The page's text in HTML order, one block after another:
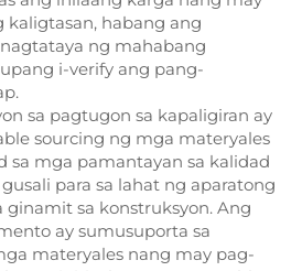
habang ang
ng mahabang
i-verify ang pang-
sa pagtugon sa kapaligiran ay
sourcing ng mga materyales
sa mga pamantayan sa kalidad
para sa lahat ng aparatong
sa konstruksyon. Ang
ay sumusuporta sa
materyales nang may pag-